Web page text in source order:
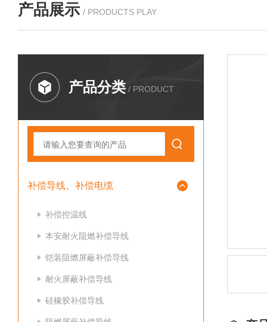
产品展示 / PRODUCTS PLAY
产品分类 / PRODUCT
补偿导线、补偿电缆
补偿控温线
本安耐火阻燃补偿导线
铠装阻燃屏蔽补偿导线
耐火屏蔽补偿导线
硅橡胶补偿导线